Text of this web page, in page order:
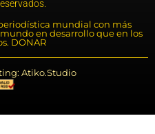
mundial con más
en desarrollo que en los
DONAR
Atiko.Studio